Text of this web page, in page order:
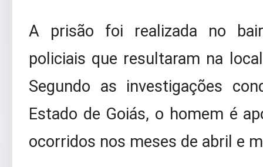
A prisão foi realizada no
policiais que resultaram na
Segundo as investigações
Estado de Goiás, o homem é
ocorridos nos meses de abril e